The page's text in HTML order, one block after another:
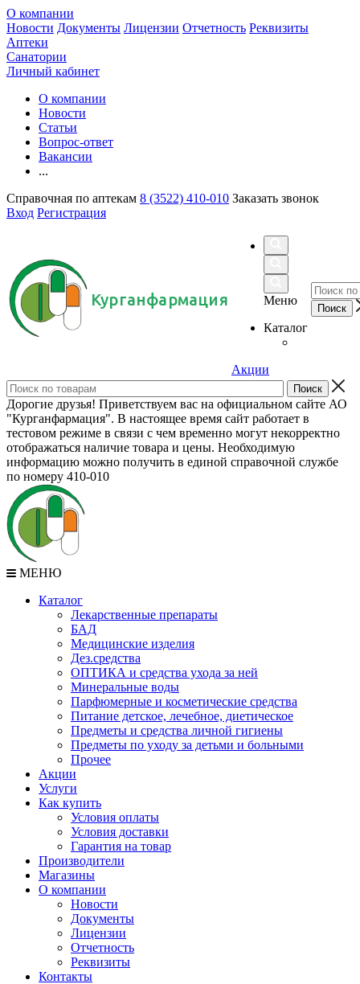
О компании
Новости Документы Лицензии Отчетность Реквизиты
Аптеки
Санатории
Личный кабинет
О компании
Новости
Статьи
Вопрос-ответ
Вакансии
...
Справочная по аптекам 8 (3522) 410-010 Заказать звонок
Вход Регистрация
Курганфармация
Меню
Каталог
Акции
Дорогие друзья! Приветствуем вас на официальном сайте АО
"Курганфармация". В настоящее время сайт работает в
тестовом режиме в связи с чем временно могут некорректно
отображаться наличие товара и цены. Необходимую
информацию можно получить в единой справочной службе
по номеру 410-010
МЕНЮ
Каталог
Лекарственные препараты
БАД
Медицинские изделия
Дез.средства
ОПТИКА и средства ухода за ней
Минеральные воды
Парфюмерные и косметические средства
Питание детское, лечебное, диетическое
Предметы и средства личной гигиены
Предметы по уходу за детьми и больными
Прочее
Акции
Услуги
Как купить
Условия оплаты
Условия доставки
Гарантия на товар
Производители
Магазины
О компании
Новости
Документы
Лицензии
Отчетность
Реквизиты
Контакты